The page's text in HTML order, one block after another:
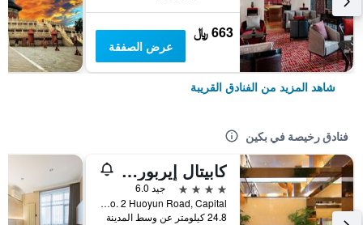
663 ﷼
عرض الصفقة
شاهد المزيد من الفنادق القريبة
فنادق رخيصة في بكين
كابيتال إيربورت إنترناشونال هوتل
4 نجوم
جيد 6.0
No. 2 Huoyun Road, Capital, بكين, الصين
24.8 كيلومتر عن وسط المدينة